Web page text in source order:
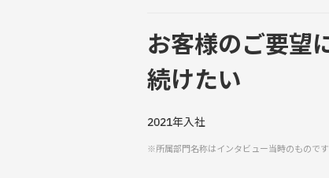
お客様のご要望
続けたい
2021年入社
※所属部門名称はインタビュー当時のものです